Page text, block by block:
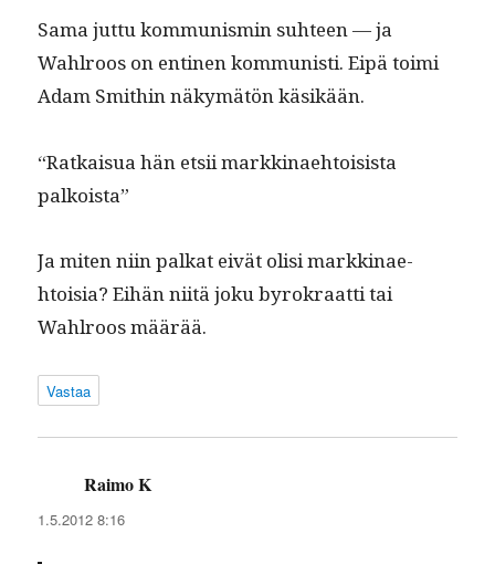
Sama jut­tu kom­mu­nis­min suh­teen — ja
Wahlroos on enti­nen kom­mu­nisti. Eipä toi­mi
Adam Smithin näkymätön käsikään.
“Ratkaisua hän etsii markki­nae­htoi­sista
palkoista”
Ja miten niin palkat eivät olisi markki­nae­
htoisia? Eihän niitä joku byrokraat­ti tai
Wahlroos määrää.
Vastaa
Raimo Ksanoo:
1.5.2012 8:16